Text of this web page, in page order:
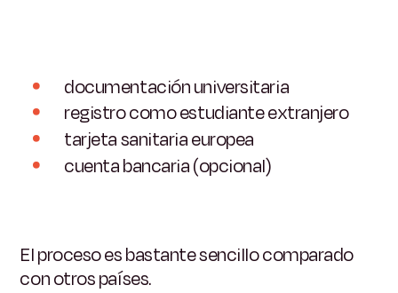
documentación universitaria
registro como estudiante extranjero
tarjeta sanitaria europea
cuenta bancaria (opcional)
El proceso es bastante sencillo comparado
con otros países.